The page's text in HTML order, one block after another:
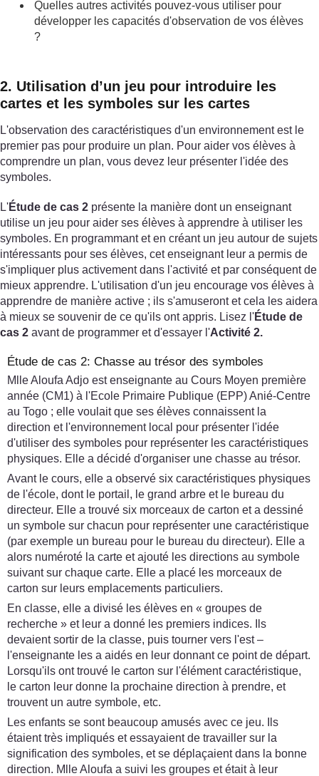
Quelles autres activités pouvez-vous utiliser pour
développer les capacités d'observation de vos élèves
?
2. Utilisation d’un jeu pour introduire les
cartes et les symboles sur les cartes
L'observation des caractéristiques d'un environnement est le
premier pas pour produire un plan. Pour aider vos élèves à
comprendre un plan, vous devez leur présenter l'idée des
symboles.
L'Étude de cas 2 présente la manière dont un enseignant
utilise un jeu pour aider ses élèves à apprendre à utiliser les
symboles. En programmant et en créant un jeu autour de sujets
intéressants pour ses élèves, cet enseignant leur a permis de
s'impliquer plus activement dans l'activité et par conséquent de
mieux apprendre. L'utilisation d'un jeu encourage vos élèves à
apprendre de manière active ; ils s'amuseront et cela les aidera
à mieux se souvenir de ce qu'ils ont appris. Lisez l'Étude de
cas 2 avant de programmer et d'essayer l'Activité 2.
Étude de cas 2: Chasse au trésor des symboles
Mlle Aloufa Adjo est enseignante au Cours Moyen première
année (CM1) à l'Ecole Primaire Publique (EPP) Anié-Centre
au Togo ; elle voulait que ses élèves connaissent la
direction et l'environnement local pour présenter l'idée
d'utiliser des symboles pour représenter les caractéristiques
physiques. Elle a décidé d'organiser une chasse au trésor.
Avant le cours, elle a observé six caractéristiques physiques
de l'école, dont le portail, le grand arbre et le bureau du
directeur. Elle a trouvé six morceaux de carton et a dessiné
un symbole sur chacun pour représenter une caractéristique
(par exemple un bureau pour le bureau du directeur). Elle a
alors numéroté la carte et ajouté les directions au symbole
suivant sur chaque carte. Elle a placé les morceaux de
carton sur leurs emplacements particuliers.
En classe, elle a divisé les élèves en « groupes de
recherche » et leur a donné les premiers indices. Ils
devaient sortir de la classe, puis tourner vers l'est –
l'enseignante les a aidés en leur donnant ce point de départ.
Lorsqu'ils ont trouvé le carton sur l'élément caractéristique,
le carton leur donne la prochaine direction à prendre, et
trouvent un autre symbole, etc.
Les enfants se sont beaucoup amusés avec ce jeu. Ils
étaient très impliqués et essayaient de travailler sur la
signification des symboles, et se déplaçaient dans la bonne
direction. Mlle Aloufa a suivi les groupes et était à leur